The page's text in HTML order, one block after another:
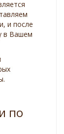
и после
в Вашем
по